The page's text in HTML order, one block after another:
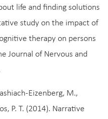
life and finding solutions
study on the impact of
therapy on persons
Journal of Nervous and
M.,
P. T. (2014). Narrative